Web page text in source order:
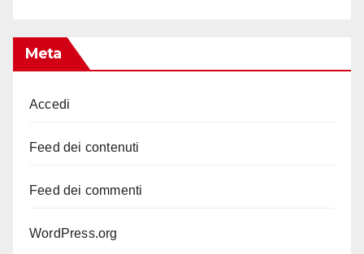
Meta
Accedi
Feed dei contenuti
Feed dei commenti
WordPress.org